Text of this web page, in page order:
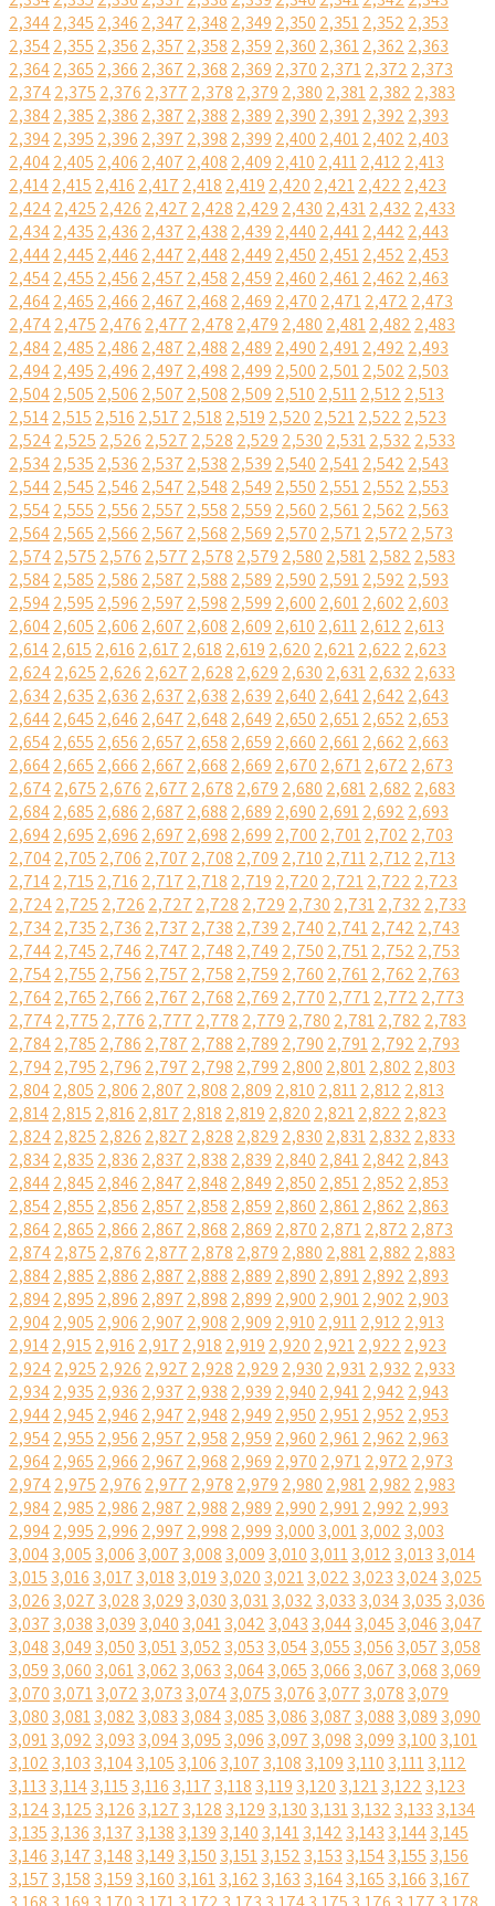
2,3442,345 2,346 2,347 2,348 2,349 2,350 2,3512,352 2,353
2,3542,355 2,356 2,357 2,358 2,359 2,360 2,3612,362 2,363
2,3642,365 2,366 2,367 2,368 2,369 2,370 2,3712,372 2,373
2,3742,375 2,376 2,377 2,378 2,379 2,380 2,3812,382 2,383
2,3842,385 2,386 2,387 2,388 2,389 2,390 2,3912,392 2,393
2,3942,395 2,396 2,397 2,398 2,399 2,400 2,4012,402 2,403
2,4042,405 2,406 2,407 2,408 2,409 2,410 2,4112,412 2,413
2,4142,415 2,416 2,417 2,418 2,419 2,420 2,4212,422 2,423
2,4242,425 2,426 2,427 2,428 2,429 2,430 2,4312,432 2,433
2,4342,435 2,436 2,437 2,438 2,439 2,440 2,4412,442 2,443
2,4442,445 2,446 2,447 2,448 2,449 2,450 2,4512,452 2,453
2,4542,455 2,456 2,457 2,458 2,459 2,460 2,4612,462 2,463
2,4642,465 2,466 2,467 2,468 2,469 2,470 2,4712,472 2,473
2,4742,475 2,476 2,477 2,478 2,479 2,480 2,4812,482 2,483
2,4842,485 2,486 2,487 2,488 2,489 2,490 2,4912,492 2,493
2,4942,495 2,496 2,497 2,498 2,499 2,500 2,5012,502 2,503
2,5042,505 2,506 2,507 2,508 2,509 2,510 2,5112,512 2,513
2,5142,515 2,516 2,517 2,518 2,519 2,520 2,5212,522 2,523
2,5242,525 2,526 2,527 2,528 2,529 2,530 2,5312,532 2,533
2,5342,535 2,536 2,537 2,538 2,539 2,540 2,5412,542 2,543
2,5442,545 2,546 2,547 2,548 2,549 2,550 2,5512,552 2,553
2,5542,555 2,556 2,557 2,558 2,559 2,560 2,5612,562 2,563
2,5642,565 2,566 2,567 2,568 2,569 2,570 2,5712,572 2,573
2,5742,575 2,576 2,577 2,578 2,579 2,580 2,5812,582 2,583
2,5842,585 2,586 2,587 2,588 2,589 2,590 2,5912,592 2,593
2,5942,595 2,596 2,597 2,598 2,599 2,600 2,6012,602 2,603
2,6042,605 2,606 2,607 2,608 2,609 2,610 2,6112,612 2,613
2,6142,615 2,616 2,617 2,618 2,619 2,620 2,6212,622 2,623
2,6242,625 2,626 2,627 2,628 2,629 2,630 2,6312,632 2,633
2,6342,635 2,636 2,637 2,638 2,639 2,640 2,6412,642 2,643
2,6442,645 2,646 2,647 2,648 2,649 2,650 2,6512,652 2,653
2,6542,655 2,656 2,657 2,658 2,659 2,660 2,6612,662 2,663
2,6642,665 2,666 2,667 2,668 2,669 2,670 2,6712,672 2,673
2,6742,675 2,676 2,677 2,678 2,679 2,680 2,6812,682 2,683
2,6842,685 2,686 2,687 2,688 2,689 2,690 2,6912,692 2,693
2,6942,695 2,696 2,697 2,698 2,699 2,700 2,7012,702 2,703
2,7042,705 2,706 2,707 2,708 2,709 2,710 2,7112,712 2,713
2,7142,715 2,716 2,717 2,718 2,719 2,720 2,7212,722 2,723
2,7242,725 2,726 2,727 2,728 2,729 2,730 2,7312,732 2,733
2,7342,735 2,736 2,737 2,738 2,739 2,740 2,7412,742 2,743
2,7442,745 2,746 2,747 2,748 2,749 2,750 2,7512,752 2,753
2,7542,755 2,756 2,757 2,758 2,759 2,760 2,7612,762 2,763
2,7642,765 2,766 2,767 2,768 2,769 2,770 2,7712,772 2,773
2,7742,775 2,776 2,777 2,778 2,779 2,780 2,7812,782 2,783
2,7842,785 2,786 2,787 2,788 2,789 2,790 2,7912,792 2,793
2,7942,795 2,796 2,797 2,798 2,799 2,800 2,8012,802 2,803
2,8042,805 2,806 2,807 2,808 2,809 2,810 2,8112,812 2,813
2,8142,815 2,816 2,817 2,818 2,819 2,820 2,8212,822 2,823
2,8242,825 2,826 2,827 2,828 2,829 2,830 2,8312,832 2,833
2,8342,835 2,836 2,837 2,838 2,839 2,840 2,8412,842 2,843
2,8442,845 2,846 2,847 2,848 2,849 2,850 2,8512,852 2,853
2,8542,855 2,856 2,857 2,858 2,859 2,860 2,8612,862 2,863
2,8642,865 2,866 2,867 2,868 2,869 2,870 2,8712,872 2,873
2,8742,875 2,876 2,877 2,878 2,879 2,880 2,8812,882 2,883
2,8842,885 2,886 2,887 2,888 2,889 2,890 2,8912,892 2,893
2,8942,895 2,896 2,897 2,898 2,899 2,900 2,9012,902 2,903
2,9042,905 2,906 2,907 2,908 2,909 2,910 2,9112,912 2,913
2,9142,915 2,916 2,917 2,918 2,919 2,920 2,9212,922 2,923
2,9242,925 2,926 2,927 2,928 2,929 2,930 2,9312,932 2,933
2,9342,935 2,936 2,937 2,938 2,939 2,940 2,9412,942 2,943
2,9442,945 2,946 2,947 2,948 2,949 2,950 2,9512,952 2,953
2,9542,955 2,956 2,957 2,958 2,959 2,960 2,9612,962 2,963
2,9642,965 2,966 2,967 2,968 2,969 2,970 2,9712,972 2,973
2,9742,975 2,976 2,977 2,978 2,979 2,980 2,9812,982 2,983
2,9842,985 2,986 2,987 2,988 2,989 2,990 2,9912,992 2,993
2,9942,995 2,996 2,997 2,998 2,999 3,000 3,0013,002 3,003
3,0043,005 3,006 3,007 3,008 3,009 3,010 3,0113,012 3,013 3,014
3,015 3,016 3,017 3,018 3,019 3,020 3,0213,022 3,023 3,0243,025
3,026 3,027 3,028 3,029 3,030 3,0313,032 3,033 3,0343,035 3,036
3,037 3,038 3,039 3,040 3,0413,042 3,043 3,0443,045 3,046 3,047
3,048 3,049 3,050 3,0513,052 3,053 3,0543,055 3,056 3,057 3,058
3,059 3,060 3,0613,062 3,063 3,0643,065 3,066 3,067 3,068 3,069
3,070 3,0713,072 3,073 3,0743,075 3,076 3,077 3,078 3,079
3,080 3,0813,082 3,083 3,0843,085 3,086 3,087 3,088 3,089 3,090
3,0913,092 3,093 3,0943,095 3,096 3,097 3,098 3,099 3,100 3,101
3,102 3,103 3,1043,105 3,106 3,107 3,108 3,109 3,110 3,1113,112
3,113 3,1143,115 3,116 3,117 3,118 3,119 3,120 3,1213,122 3,123
3,1243,125 3,126 3,127 3,128 3,129 3,130 3,1313,132 3,133 3,134
3,135 3,136 3,137 3,138 3,139 3,140 3,1413,142 3,143 3,1443,145
3,146 3,147 3,148 3,149 3,150 3,1513,152 3,153 3,1543,155 3,156
3,157 3,158 3,159 3,160 3,1613,162 3,163 3,1643,165 3,166 3,167